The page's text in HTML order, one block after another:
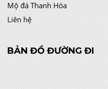
Mộ đá Thanh Hóa
Liên hệ
BẢN ĐỒ ĐƯỜNG ĐI